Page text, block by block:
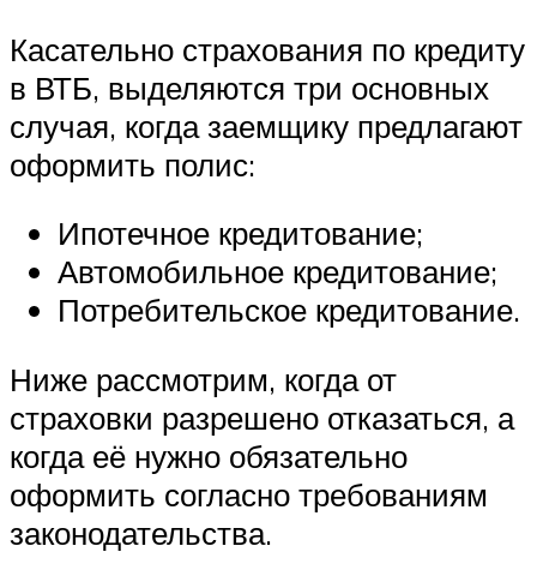
Касательно страхования по кредиту
в ВТБ, выделяются три основных
случая, когда заемщику предлагают
оформить полис:
Ипотечное кредитование;
Автомобильное кредитование;
Потребительское кредитование.
Ниже рассмотрим, когда от
страховки разрешено отказаться, а
когда её нужно обязательно
оформить согласно требованиям
законодательства.